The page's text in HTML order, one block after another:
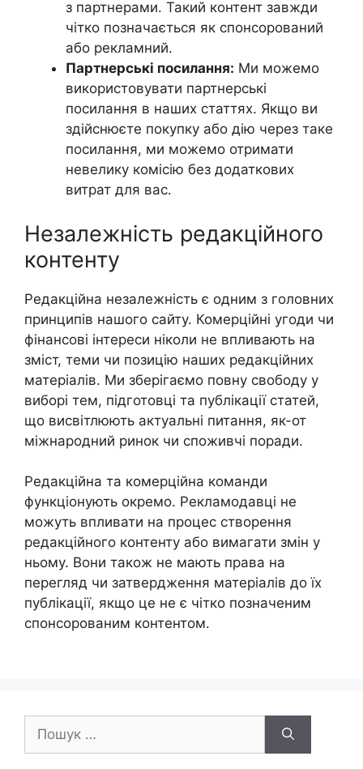
з партнерами. Такий контент завжди
чітко позначається як спонсорований
або рекламний.
Партнерські посилання: Ми можемо
використовувати партнерські
посилання в наших статтях. Якщо ви
здійснюєте покупку або дію через таке
посилання, ми можемо отримати
невелику комісію без додаткових
витрат для вас.
Незалежність редакційного
контенту
Редакційна незалежність є одним з головних
принципів нашого сайту. Комерційні угоди чи
фінансові інтереси ніколи не впливають на
зміст, теми чи позицію наших редакційних
матеріалів. Ми зберігаємо повну свободу у
виборі тем, підготовці та публікації статей,
що висвітлюють актуальні питання, як-от
міжнародний ринок чи споживчі поради.
Редакційна та комерційна команди
функціонують окремо. Рекламодавці не
можуть впливати на процес створення
редакційного контенту або вимагати змін у
ньому. Вони також не мають права на
перегляд чи затвердження матеріалів до їх
публікації, якщо це не є чітко позначеним
спонсорованим контентом.